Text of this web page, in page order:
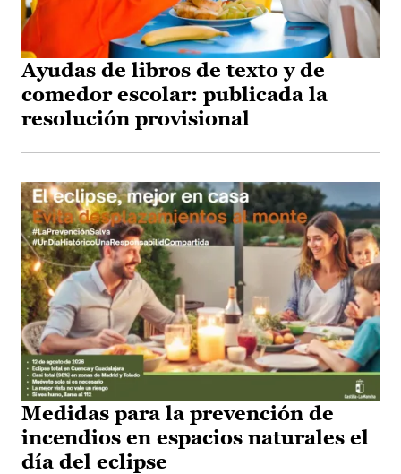
Ayudas de libros de texto y de
comedor escolar: publicada la
resolución provisional
Medidas para la prevención de
incendios en espacios naturales el
día del eclipse